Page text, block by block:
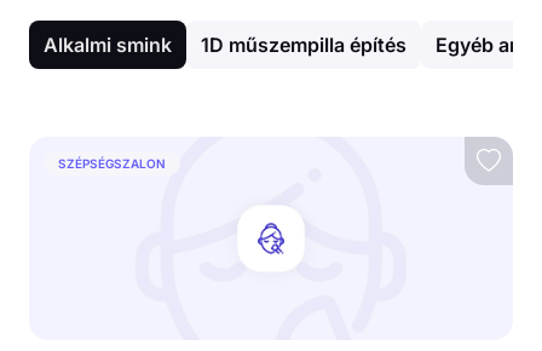
Alkalmi smink 1D műszempilla építés Egyéb
SZÉPSÉGSZALON